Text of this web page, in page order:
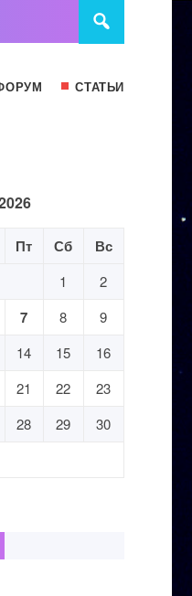
СТАТЬИ
Пт Сб Вс
1
2
7 8
9
14 15
16
21 22
23
28 29
30